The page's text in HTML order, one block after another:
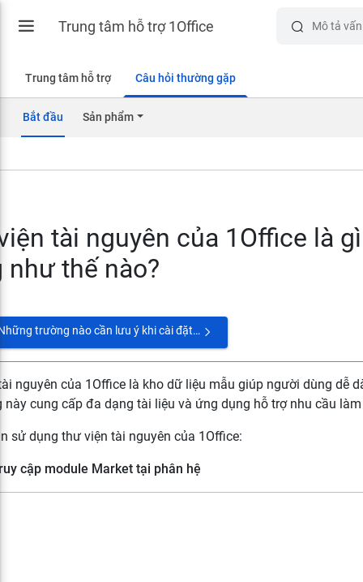
Trung tâm hỗ trợ 1Office
Trung tâm hỗ trợ Câu hỏi thường gặp
Bắt đầu Sản phẩm
tài nguyên của 1Office là
như thế nào?
Những trường nào cần lưu ý khi cài đặt điều kiện cảnh báo trong 1Office?
nguyên của 1Office là kho dữ liệu mẫu giúp người dùng dễ
này cung cấp đa dạng tài liệu và ứng dụng hỗ trợ nhu cầu
sử dụng thư viện tài nguyên của 1Office:
cập module Market tại phân hệ